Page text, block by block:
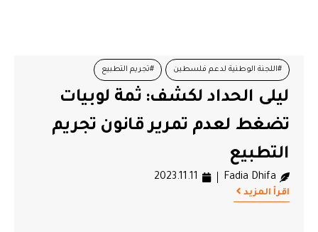
#اللجنة الوطنية لدعم فلسطين #تجريم التطبيع
#حركة الشعب #ليلى حداد
ليلى الحداد لكشف: ثمة لوبيات
تضغط لعدم تمرير قانون تجريم
التطبيع
Fadia Dhifa
2023.11.11
اقرأ المزيد